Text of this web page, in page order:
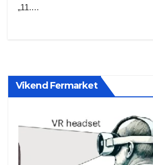
„11.…
Vikend Fermarket